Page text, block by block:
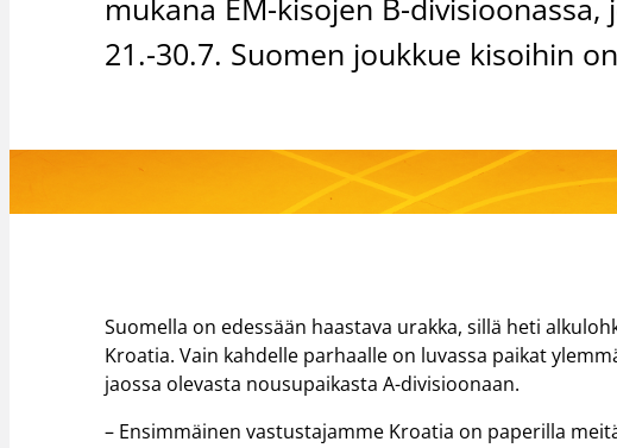
mukana EM-kisojen B-
21.-30.7. Suomen joukkue kisoihin
Suomella on edessään haastava urakka, sillä heti
Kroatia. Vain kahdelle parhaalle on luvassa paikat
jaossa olevasta nousupaikasta A-divisioonaan.
– Ensimmäinen vastustajamme Kroatia on paperilla